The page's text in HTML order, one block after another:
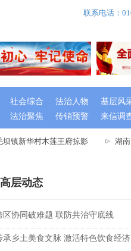
镇新华村木莲王府掠影 湖南:
法治聚焦 传销预警 来信调
联系电话：
社会综合 法治人物 基层风
层动态
区协同破难题 联防共治守底线
承乡土美食文脉 激活特色饮食经济